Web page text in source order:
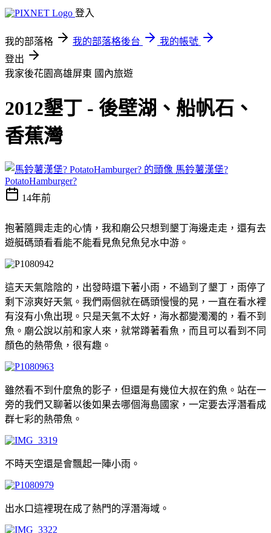
登入
我的部落格 我的部落格後台
我的帳號
登出
我家後花園高雄屏東 國內旅遊
2012墾丁 - 後壁湖、船帆石、
香蕉灣
馬鈴薯漢堡?
PotatoHamburger?
14年前
抱著隨興走走的心情，我和廟公只想到墾丁海邊走走，還有去
遊艇碼頭看看能不能看見魚兒魚兒水中游。
這天天氣陰陰的，出發時還下著小雨，不過到了墾丁，雨停了
剩下涼爽好天氣。我們兩個就在碼頭慢慢的晃，一直在看水裡
有沒有小魚出現。只是天氣不太好，海水都變濁濁的，看不到
魚。廟公說以前和家人來，就常蹲著看魚，而且可以看到不同
顏色的熱帶魚，很有趣。
雖然看不到什麼魚的影子，但還是有幾位大叔在釣魚。站在一
旁的我們又聊著以後如果去哪個海島國家，一定要去浮潛看成
群七彩的熱帶魚。
不時天空還是會飄起一陣小雨。
出水口這裡現在成了熱門的浮潛海域。